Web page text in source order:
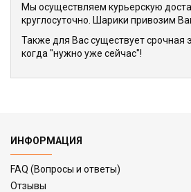
Мы осуществляем курьерскую
круглосуточно. Шарики привозим
Также для Вас существует срочная
когда "нужно уже сейчас"!
ИНФОРМАЦИЯ
FAQ (Вопросы и ответы)
Отзывы